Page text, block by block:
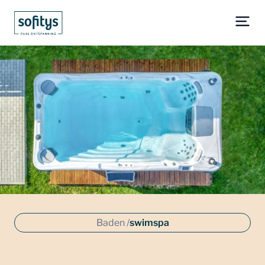
Baden /swimspa